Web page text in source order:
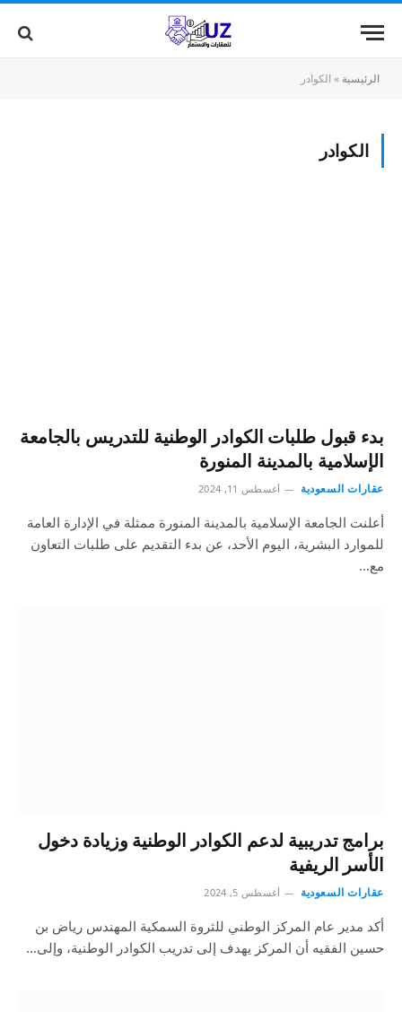
الرئيسية » الكوادر
الكوادر
بدء قبول طلبات الكوادر الوطنية للتدريس بالجامعة
الإسلامية بالمدينة المنورة
عقارات السعودية أغسطس 11, 2024
أعلنت الجامعة الإسلامية بالمدينة المنورة ممثلة في الإدارة العامة
للموارد البشرية، اليوم الأحد، عن بدء التقديم على طلبات التعاون
مع…
برامج تدريبية لدعم الكوادر الوطنية وزيادة دخول
الأسر الريفية
عقارات السعودية أغسطس 5, 2024
أكد مدير عام المركز الوطني للثروة السمكية المهندس رياض بن
حسين الفقيه أن المركز يهدف إلى تدريب الكوادر الوطنية، وإلى…